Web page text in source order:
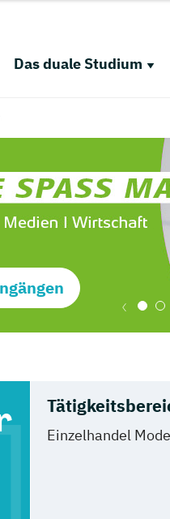
Das duale Studium
Einzelhandel Mode